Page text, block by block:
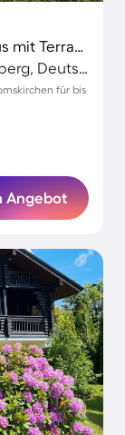
Voll ausgestattetes tolles Ferienhaus mit Terrasse, Garten und Grill
Bromskirchen, Waldeck-Frankenberg, Deutschland
für bis
Angebot